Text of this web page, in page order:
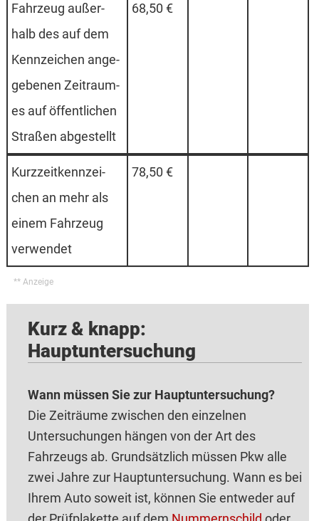
Fahr­zeug au­ßer­
halb des auf dem
Kenn­zei­chen an­ge­
ge­be­nen Zeit­raum­
es auf öf­fen­tlich­en
Stra­ßen ab­ge­stellt
68,50 €
Kurz­zeit­kenn­zei­
chen an mehr als
ei­nem Fahr­zeug
ver­wen­det
78,50 €
Kurz & knapp:
Hauptuntersuchung
Wann müssen Sie zur Hauptuntersuchung?
Die Zeiträume zwischen den einzelnen
Untersuchungen hängen von der Art des
Fahrzeugs ab. Grundsätzlich müssen Pkw alle
zwei Jahre zur Hauptuntersuchung. Wann es bei
Ihrem Auto soweit ist, können Sie entweder auf